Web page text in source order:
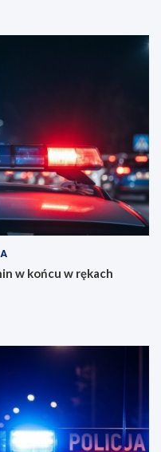
w końcu w rękach